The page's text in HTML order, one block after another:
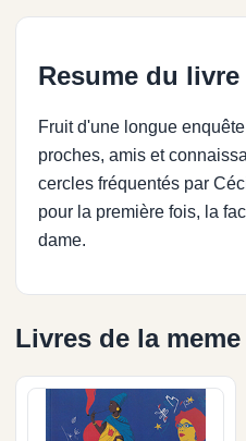
Resume du livre
Fruit d'une longue
proches, amis et
cercles fréquentés par
pour la première fois, la
dame.
Livres de la